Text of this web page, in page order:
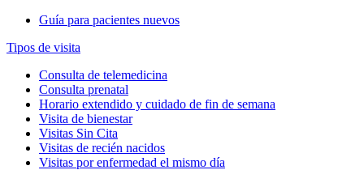
Guía para pacientes nuevos
Tipos de visita
Consulta de telemedicina
Consulta prenatal
Horario extendido y cuidado de fin de semana
Visita de bienestar
Visitas Sin Cita
Visitas de recién nacidos
Visitas por enfermedad el mismo día